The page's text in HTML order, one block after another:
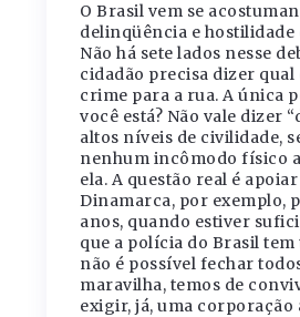
O Brasil vem se
delinqüência e
Não há sete lados nesse
cidadão precisa dizer qual
crime para a rua. A única
você está? Não vale dizer
altos níveis de civilidade,
nenhum incômodo físico
ela. A questão real é
Dinamarca, por exemplo,
anos, quando estiver
que a polícia do Brasil
não é possível fechar
maravilha, temos de
exigir, já, uma corporação